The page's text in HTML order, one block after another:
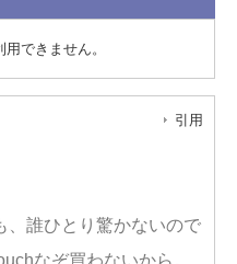
できません。
引用
、誰ひとり驚かないので
なぞ買わないから。